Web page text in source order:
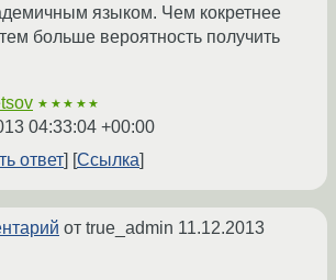
языком. Чем кокретнее
больше вероятность получить
★★★★★
04:33:04 +00:00
ответ
Ссылка
от true_admin 11.12.2013